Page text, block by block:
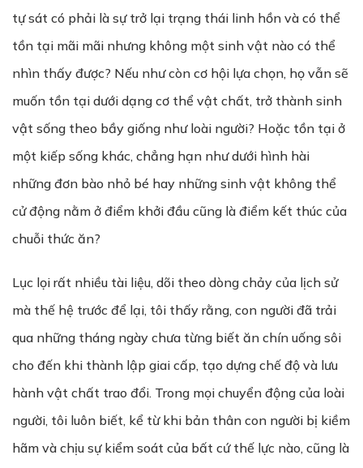
tự sát có phải là sự trở lại trạng thái linh hồn và có thể
tồn tại mãi mãi nhưng không một sinh vật nào có thể
nhìn thấy được? Nếu như còn cơ hội lựa chọn, họ vẫn sẽ
muốn tồn tại dưới dạng cơ thể vật chất, trở thành sinh
vật sống theo bầy giống như loài người? Hoặc tồn tại ở
một kiếp sống khác, chẳng hạn như dưới hình hài
những đơn bào nhỏ bé hay những sinh vật không thể
cử động nằm ở điểm khởi đầu cũng là điểm kết thúc của
chuỗi thức ăn?
Lục lọi rất nhiều tài liệu, dõi theo dòng chảy của lịch sử
mà thế hệ trước để lại, tôi thấy rằng, con người đã trải
qua những tháng ngày chưa từng biết ăn chín uống sôi
cho đến khi thành lập giai cấp, tạo dựng chế độ và lưu
hành vật chất trao đổi. Trong mọi chuyển động của loài
người, tôi luôn biết, kể từ khi bản thân con người bị kiềm
hãm và chịu sự kiểm soát của bất cứ thế lực nào, cũng là